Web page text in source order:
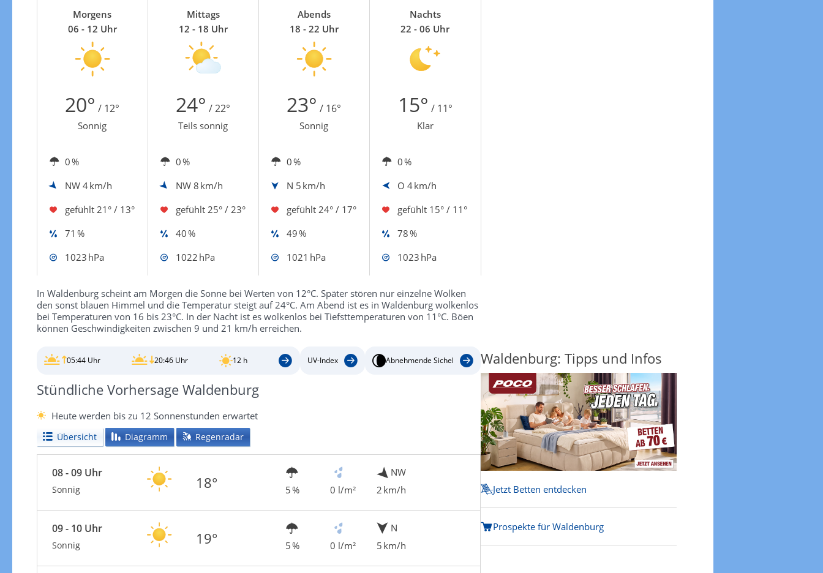
Morgens
06 - 12 Uhr
Mittags
12 - 18 Uhr
Abends
18 - 22 Uhr
Nachts
22 - 06 Uhr
20° / 12° 24° / 22° 23° / 16° 15° / 11°
Sonnig Teils sonnig Sonnig Klar
0 % 0 % 0 %
0 %
NW 4 km/h NW 8 km/h N 5 km/h O 4 km/h
gefühlt 21° / 13° gefühlt 25° / 23° gefühlt 24° / 17° gefühlt 15° / 11°
71 %
40 % 49 %
78 %
1023 hPa
1022 hPa 1021 hPa 1023 hPa
In Waldenburg scheint am Morgen die Sonne bei Werten von 12°C. Später stören nur einzelne Wolken
den sonst blauen Himmel und die Temperatur steigt auf 24°C. Am Abend ist es in Waldenburg wolkenlos
bei Temperaturen von 16 bis 23°C. In der Nacht ist es wolkenlos bei Tiefsttemperaturen von 11°C. Böen
können Geschwindigkeiten zwischen 9 und 21 km/h erreichen.
05:44 Uhr 20:46 Uhr 12 h UV-Index Abnehmende Sichel
Stündliche Vorhersage Waldenburg
Heute werden bis zu 12 Sonnenstunden erwartet
Übersicht Diagramm Regenradar
08 - 09 Uhr
Sonnig 18° 5 % 0 l/m²
NW
2 km/h
09 - 10 Uhr
Sonnig 19° 5 % 0 l/m²
N
5 km/h
Waldenburg: Tipps und Infos
Jetzt Betten entdecken
Prospekte für Waldenburg